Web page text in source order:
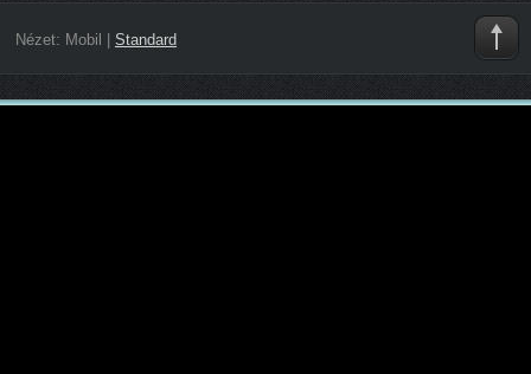
Nézet: Mobil | Standard